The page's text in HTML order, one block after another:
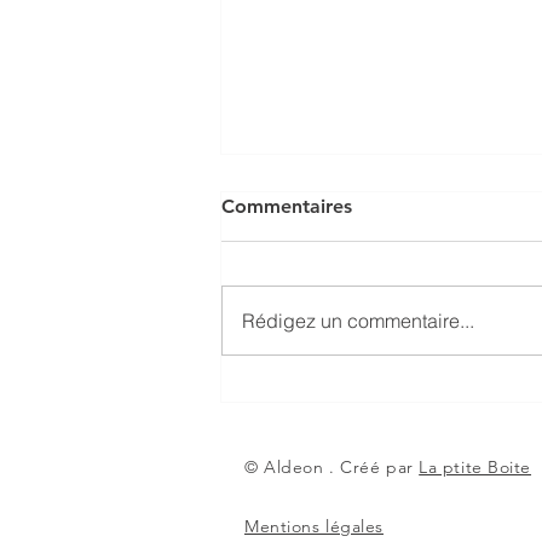
Commentaires
Rédigez un commentaire...
© Aldeon . Créé par La ptite Boite
Mentions légales